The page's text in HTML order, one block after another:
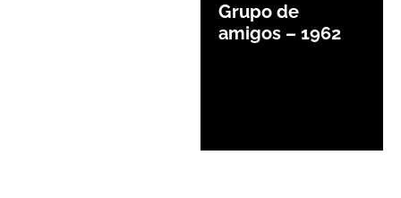
Grupo de
amigos – 1962